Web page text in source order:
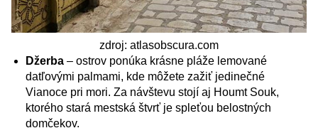
zdroj: atlasobscura.com
Džerba – ostrov ponúka krásne pláže lemované
datľovými palmami, kde môžete zažiť jedinečné
Vianoce pri mori. Za návštevu stojí aj Houmt Souk,
ktorého stará mestská štvrť je spleťou belostných
domčekov.